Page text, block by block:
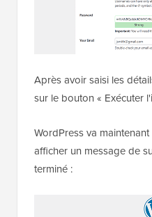
Après avoir saisi les
sur le bouton « Exécuter
WordPress va
afficher un message de
terminé :